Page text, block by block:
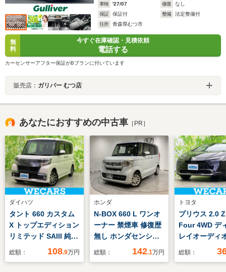
車検
'27/07 修復
なし
保証
保証付 整備
法定整備付
住所
青森県むつ市
無
料
今すぐ在庫確認・見積依頼
電話する
カーセンサーアフター保証がBプランに付いています
販売店： ガリバー むつ店
あなたにおすすめの中古車 ［PR］
ダイハツ
タント 660 カスタム
X トップエディション
リミテッド SAIII 純正
SDナビ/スマートアシ
総額： 108.9万円
ホンダ
N-BOX 660 L ワンオ
ーナー 禁煙車 修復歴
無し ホンダセンシン
グ 衝突軽減ブレーキ
総額： 142.1万円
トヨタ
プリウス 2.0
Four 4WD デ
レイオーディ
12.3インチ/デ
総額：